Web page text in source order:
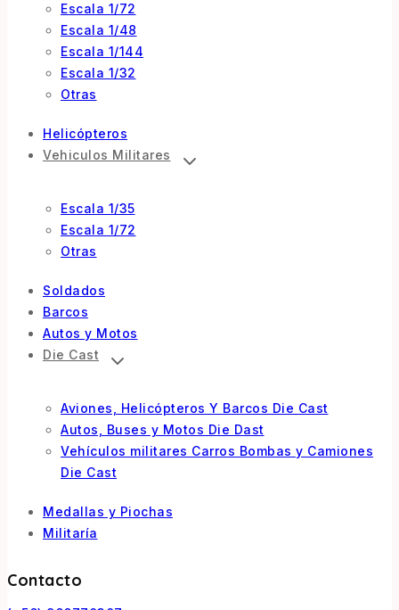
Escala 1/72
Escala 1/48
Escala 1/144
Escala 1/32
Otras
Helicópteros
Vehiculos Militares
Escala 1/35
Escala 1/72
Otras
Soldados
Barcos
Autos y Motos
Die Cast
Aviones, Helicópteros Y Barcos Die Cast
Autos, Buses y Motos Die Dast
Vehículos militares Carros Bombas y Camiones
Die Cast
Medallas y Piochas
Militaría
Contacto